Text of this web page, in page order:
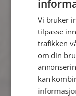
Vi bruker
tilpasse
trafikken
om din
kan